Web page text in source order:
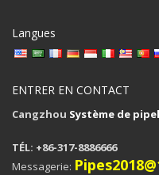
Langues
ENTRER EN CONTACT
Cangzhou Système de
TÉL: +86-317-8886666
Messagerie: